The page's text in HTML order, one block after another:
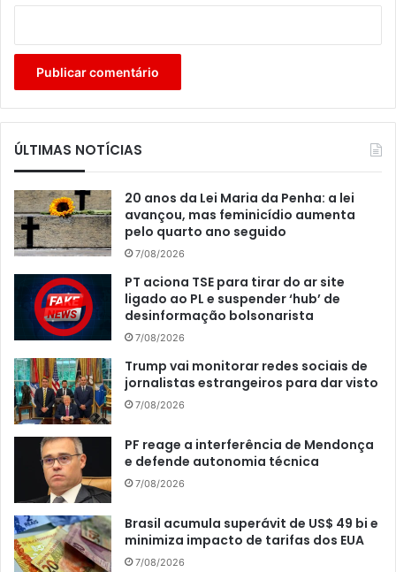
ÚLTIMAS NOTÍCIAS
20 anos da Lei Maria da Penha: a lei
avançou, mas feminicídio aumenta
pelo quarto ano seguido
7/08/2026
PT aciona TSE para tirar do ar site
ligado ao PL e suspender ‘hub’ de
desinformação bolsonarista
7/08/2026
Trump vai monitorar redes sociais de
jornalistas estrangeiros para dar visto
7/08/2026
PF reage a interferência de Mendonça
e defende autonomia técnica
7/08/2026
Brasil acumula superávit de US$ 49 bi e
minimiza impacto de tarifas dos EUA
7/08/2026